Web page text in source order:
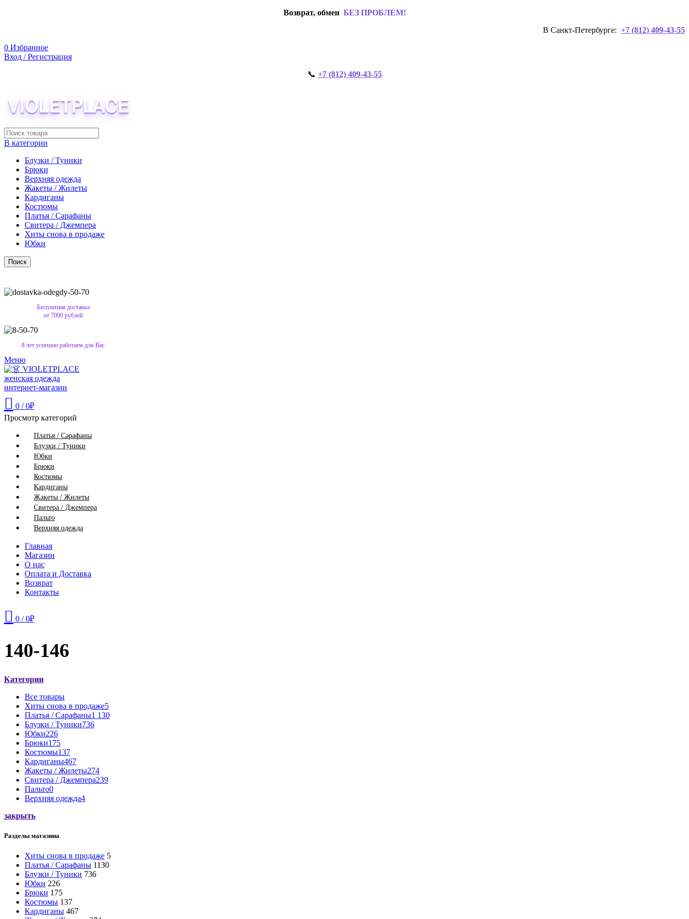
Возврат, обмен БЕЗ ПРОБЛЕМ!
В Санкт-Петербурге: +7 (812) 409-43-55
0 Избранное
Вход / Регистрация
📞 +7 (812) 409-43-55
В категории
Блузки / Туники
Брюки
Верхняя одежда
Жакеты / Жилеты
Кардиганы
Костюмы
Платья / Сарафаны
Свитера / Джемпера
Хиты снова в продаже
Юбки
Поиск
Бесплатная доставка
от 7000 рублей
8 лет успешно работаем для Вас
Меню
0 / 0₽
Просмотр категорий
Платья / Сарафаны
Блузки / Туники
Юбки
Брюки
Костюмы
Кардиганы
Жакеты / Жилеты
Свитера / Джемпера
Пальто
Верхняя одежда
Главная
Магазин
О нас
Оплата и Доставка
Возврат
Контакты
0 / 0₽
140-146
Категории
Все товары
Хиты снова в продаже5
Платья / Сарафаны1 130
Блузки / Туники736
Юбки226
Брюки175
Костюмы137
Кардиганы467
Жакеты / Жилеты274
Свитера / Джемпера239
Пальто0
Верхняя одежда4
закрыть
Разделы магазина
Хиты снова в продаже 5
Платья / Сарафаны 1130
Блузки / Туники 736
Юбки 226
Брюки 175
Костюмы 137
Кардиганы 467